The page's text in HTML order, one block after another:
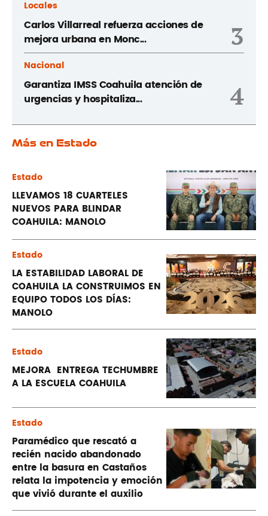
Locales
Carlos Villarreal refuerza acciones de
mejora urbana en Monc...
3
Nacional
Garantiza IMSS Coahuila atención de
urgencias y hospitaliza...
4
Más en Estado
Estado
LLEVAMOS 18 CUARTELES
NUEVOS PARA BLINDAR
COAHUILA: MANOLO
Estado
LA ESTABILIDAD LABORAL DE
COAHUILA LA CONSTRUIMOS EN
EQUIPO TODOS LOS DÍAS:
MANOLO
Estado
MEJORA ENTREGA TECHUMBRE
A LA ESCUELA COAHUILA
Estado
Paramédico que rescató a
recién nacido abandonado
entre la basura en Castaños
relata la impotencia y emoción
que vivió durante el auxilio